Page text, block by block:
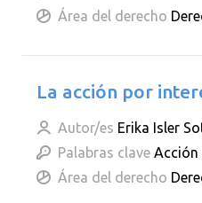
Área del derecho
La acción por
Autor/es Erika Isler
Palabras clave Acción
Área del derecho